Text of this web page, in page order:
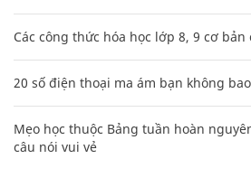
Các công thức hóa học lớp 8, 9 cơ bản
20 số điện thoại ma ám bạn không
Mẹo học thuộc Bảng tuần hoàn
câu nói vui vẻ